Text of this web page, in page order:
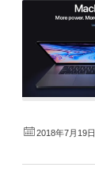
2018年7月19日